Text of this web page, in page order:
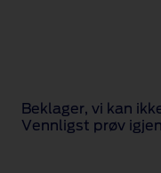
Beklager, vi kan
Vennligst prøv